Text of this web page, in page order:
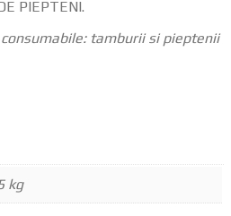
PIEPTENI.
tamburii si pieptenii
kg